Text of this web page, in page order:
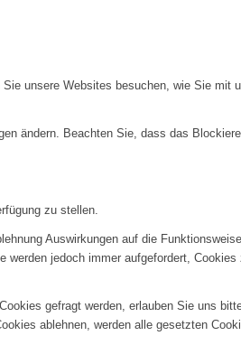
unsere Websites besuchen, wie Sie mit
ändern. Beachten Sie, dass das
zu stellen.
Auswirkungen auf die
jedoch immer aufgefordert,
gefragt werden, erlauben Sie uns
ablehnen, werden alle gesetzten